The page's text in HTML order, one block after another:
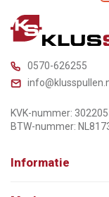
0570-626255
KVK-nummer:
BTW-nummer:
Informatie